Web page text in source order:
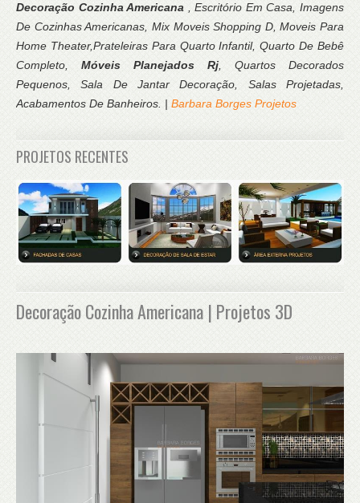
Decoração Cozinha Americana , Escritório Em Casa, Imagens
De Cozinhas Americanas, Mix Moveis Shopping D, Moveis Para
Home Theater,Prateleiras Para Quarto Infantil, Quarto De Bebê
Completo, Móveis Planejados Rj, Quartos Decorados
Pequenos, Sala De Jantar Decoração, Salas Projetadas,
Acabamentos De Banheiros. | Barbara Borges Projetos
PROJETOS RECENTES
Decoração Cozinha Americana | Projetos 3D